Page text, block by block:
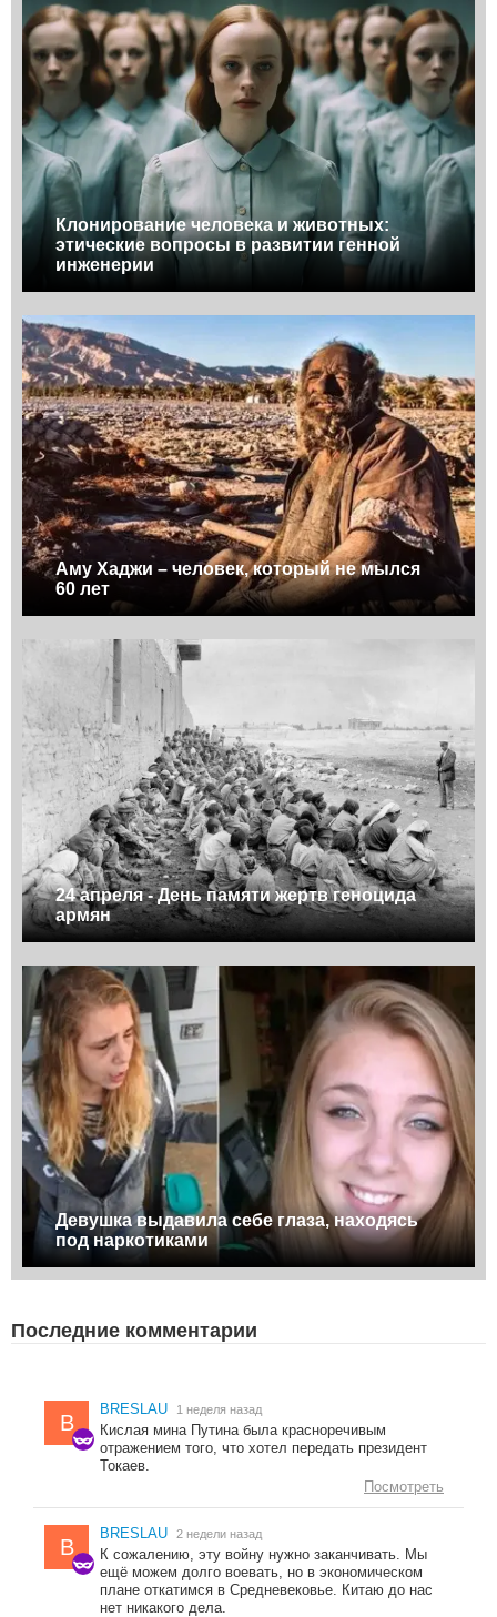
Клонирование человека и животных:
этические вопросы в развитии генной
инженерии
Аму Хаджи – человек, который не мылся
60 лет
24 апреля - День памяти жертв геноцида
армян
Девушка выдавила себе глаза, находясь
под наркотиками
Последние комментарии
B
BRESLAU 1 неделя назад
Кислая мина Путина была красноречивым
отражением того, что хотел передать президент
Токаев.
Посмотреть
B
BRESLAU 2 недели назад
К сожалению, эту войну нужно заканчивать. Мы
ещё можем долго воевать, но в экономическом
плане откатимся в Средневековье. Китаю до нас
нет никакого дела.